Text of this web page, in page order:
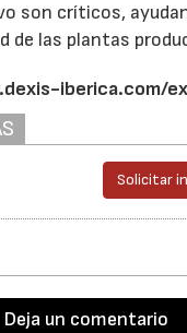
son críticos,
de las plantas
iberica.com/
Solicitar
Deja un comentario